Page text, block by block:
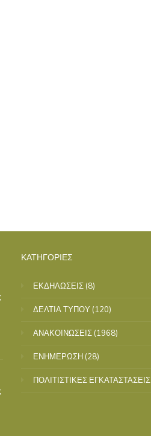
ΚΑΤΗΓΟΡΙΕΣ
ΕΚΔΗΛΩΣΕΙΣ (8)
ΔΕΛΤΙΑ ΤΥΠΟΥ (120)
ΑΝΑΚΟΙΝΩΣΕΙΣ (1968)
ΕΝΗΜΕΡΩΣΗ (28)
ΠΟΛΙΤΙΣΤΙΚΕΣ ΕΓΚΑΤΑΣΤΑΣΕΙΣ